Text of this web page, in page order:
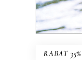
RABAT 35%